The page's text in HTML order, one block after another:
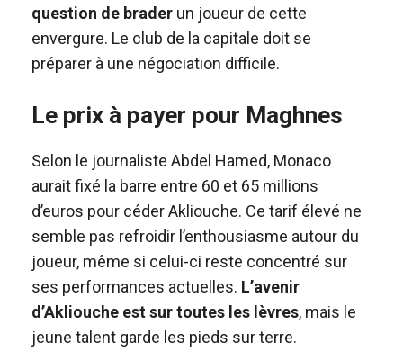
question de brader un joueur de cette
envergure. Le club de la capitale doit se
préparer à une négociation difficile.
Le prix à payer pour Maghnes
Selon le journaliste Abdel Hamed, Monaco
aurait fixé la barre entre 60 et 65 millions
d’euros pour céder Akliouche. Ce tarif élevé ne
semble pas refroidir l’enthousiasme autour du
joueur, même si celui-ci reste concentré sur
ses performances actuelles. L’avenir
d’Akliouche est sur toutes les lèvres, mais le
jeune talent garde les pieds sur terre.